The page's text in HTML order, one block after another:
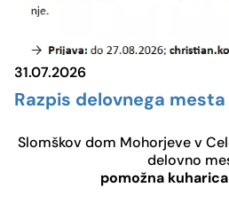
31.07.2026
Razpis delovnega mesta
Slomškov dom Mohorjeve v
delovno
pomožna